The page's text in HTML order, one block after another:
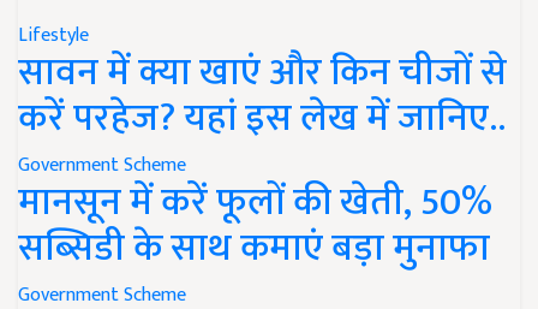
Lifestyle
सावन में क्या खाएं और किन चीजों से
करें परहेज? यहां इस लेख में जानिए..
Government Scheme
मानसून में करें फूलों की खेती, 50%
सब्सिडी के साथ कमाएं बड़ा मुनाफा
Government Scheme